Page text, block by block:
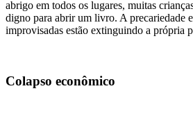
abrigo em todos os lugares, muitas
digno para abrir um livro. A precariedade
improvisadas estão extinguindo a própria
Colapso econômico